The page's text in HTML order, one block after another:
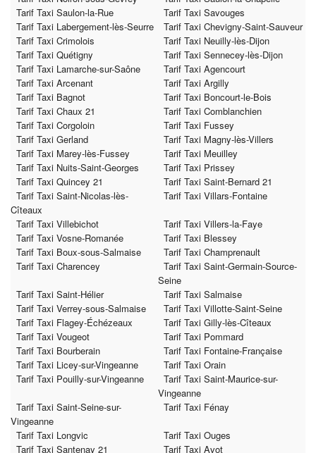
Tarif Taxi Saulon-la-Rue
Tarif Taxi Savouges
Tarif Taxi Labergement-lès-Seurre
Tarif Taxi Chevigny-Saint-Sauveur
Tarif Taxi Crimolois
Tarif Taxi Neuilly-lès-Dijon
Tarif Taxi Quétigny
Tarif Taxi Sennecey-lès-Dijon
Tarif Taxi Lamarche-sur-Saône
Tarif Taxi Agencourt
Tarif Taxi Arcenant
Tarif Taxi Argilly
Tarif Taxi Bagnot
Tarif Taxi Boncourt-le-Bois
Tarif Taxi Chaux 21
Tarif Taxi Comblanchien
Tarif Taxi Corgoloin
Tarif Taxi Fussey
Tarif Taxi Gerland
Tarif Taxi Magny-lès-Villers
Tarif Taxi Marey-lès-Fussey
Tarif Taxi Meuilley
Tarif Taxi Nuits-Saint-Georges
Tarif Taxi Prissey
Tarif Taxi Quincey 21
Tarif Taxi Saint-Bernard 21
Tarif Taxi Saint-Nicolas-lès-
Cîteaux
Tarif Taxi Villars-Fontaine
Tarif Taxi Villebichot
Tarif Taxi Villers-la-Faye
Tarif Taxi Vosne-Romanée
Tarif Taxi Blessey
Tarif Taxi Boux-sous-Salmaise
Tarif Taxi Champrenault
Tarif Taxi Charencey
Tarif Taxi Saint-Germain-Source-
Seine
Tarif Taxi Saint-Hélier
Tarif Taxi Salmaise
Tarif Taxi Verrey-sous-Salmaise
Tarif Taxi Villotte-Saint-Seine
Tarif Taxi Flagey-Échézeaux
Tarif Taxi Gilly-lès-Cîteaux
Tarif Taxi Vougeot
Tarif Taxi Pommard
Tarif Taxi Bourberain
Tarif Taxi Fontaine-Française
Tarif Taxi Licey-sur-Vingeanne
Tarif Taxi Orain
Tarif Taxi Pouilly-sur-Vingeanne
Tarif Taxi Saint-Maurice-sur-
Vingeanne
Tarif Taxi Saint-Seine-sur-
Vingeanne
Tarif Taxi Fénay
Tarif Taxi Longvic
Tarif Taxi Ouges
Tarif Taxi Santenay 21
Tarif Taxi Avot